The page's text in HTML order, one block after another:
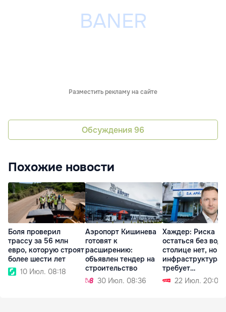
Разместить рекламу на сайте
Обсуждения 96
Похожие новости
Боля проверил
трассу за 56 млн
евро, которую строят
более шести лет
10 Июл. 08:18
Аэропорт Кишинева
готовят к
расширению:
объявлен тендер на
строительство
30 Июл. 08:36
Хаждер: Риска
остаться без
столице нет, но
инфраструктура
требует
модернизации
22 Июл. 20:00